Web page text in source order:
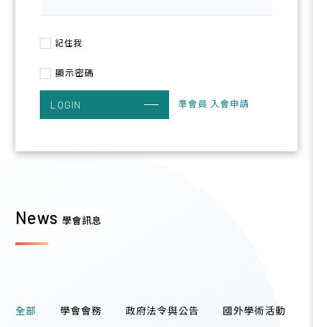
News學會訊息
全部 學會會務 政府法令與公告 國外學術活動
記住我
顯示密碼
LOGIN 準會員 入會申請